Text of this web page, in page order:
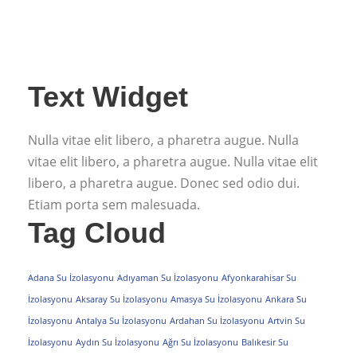
Text Widget
Nulla vitae elit libero, a pharetra augue. Nulla
vitae elit libero, a pharetra augue. Nulla vitae elit
libero, a pharetra augue. Donec sed odio dui.
Etiam porta sem malesuada.
Tag Cloud
Adana Su İzolasyonu Adıyaman Su İzolasyonu Afyonkarahisar Su
İzolasyonu Aksaray Su İzolasyonu Amasya Su İzolasyonu Ankara Su
İzolasyonu Antalya Su İzolasyonu Ardahan Su İzolasyonu Artvin Su
İzolasyonu Aydın Su İzolasyonu Ağrı Su İzolasyonu Balıkesir Su